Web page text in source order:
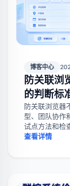
博客中心
防关联浏
的判断标
防关联浏览器
型、团队协作
试点方法和检
查看详情